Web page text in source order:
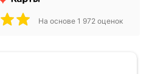
На основе 1 972 оценок